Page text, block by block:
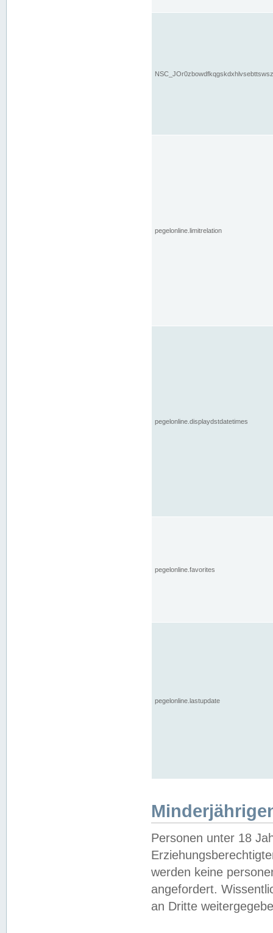
pegelonline.limitrelation
pegelonline.displaydstdatetimes
pegelonline.favorites
pegelonline.lastupdate
Personen unter 18
werden keine
angefordert.
an Dritte